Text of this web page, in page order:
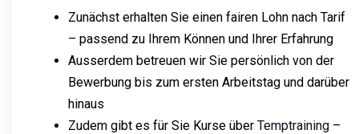
Zunächst erhalten Sie einen fairen Lohn nach Tarif
– passend zu Ihrem Können und Ihrer Erfahrung
Ausserdem betreuen wir Sie persönlich von der
Bewerbung bis zum ersten Arbeitstag und darüber
hinaus
Zudem gibt es für Sie Kurse über Temptraining –